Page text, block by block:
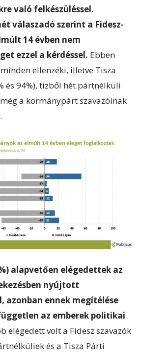
való felkészüléssel.
válaszadó szerint a Fidesz-
14 évben nem
ezzel a kérdéssel. Ebben
ellenzéki, illetve Tisza
és 94%), tízből hét pártnélküli
még a kormánypárt szavazóinak
alapvetően elégedettek az
nyújtott
azonban ennek megítélése
az emberek politikai
elégedett volt a Fidesz szavazók
és a Tisza Párti